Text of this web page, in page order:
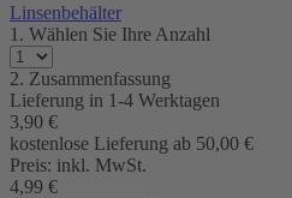
Linsenbehälter
1. Wählen Sie Ihre Anzahl
2. Zusammenfassung
Lieferung in 1-4 Werktagen
3,90 €
kostenlose Lieferung ab 50,00 €
Preis: inkl. MwSt.
4,99 €